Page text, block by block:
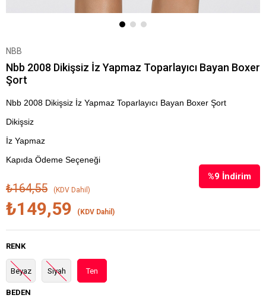
NBB
Nbb 2008 Dikişsiz İz Yapmaz Toparlayıcı Bayan Boxer
Şort
Nbb 2008 Dikişsiz İz Yapmaz Toparlayıcı Bayan Boxer Şort
Dikişsiz
İz Yapmaz
Kapıda Ödeme Seçeneği
%9 İndirim
₺164,55 (KDV Dahil)
₺149,59 (KDV Dahil)
RENK
Beyaz Siyah Ten
BEDEN